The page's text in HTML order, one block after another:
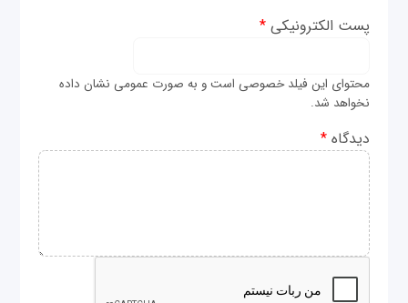
پست الکترونیکی*
محتوای این فیلد خصوصی است و به صورت عمومی نشان داده
نخواهد شد.
دیدگاه*